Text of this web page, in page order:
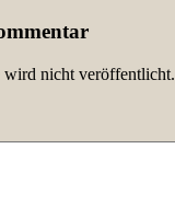
nicht veröffentlicht.